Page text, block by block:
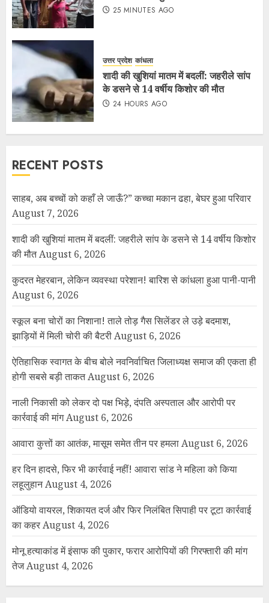
25 MINUTES AGO
उत्तर प्रदेश कांधला
शादी की खुशियां मातम में बदलीं: जहरीले सांप
के डसने से 14 वर्षीय किशोर की मौत
24 HOURS AGO
RECENT POSTS
साहब, अब बच्चों को कहाँ ले जाऊँ?” कच्चा मकान ढहा, बेघर हुआ परिवार
August 7, 2026
शादी की खुशियां मातम में बदलीं: जहरीले सांप के डसने से 14 वर्षीय किशोर
की मौतAugust 6, 2026
कुदरत मेहरबान, लेकिन व्यवस्था परेशान! बारिश से कांधला हुआ पानी-पानी
August 6, 2026
स्कूल बना चोरों का निशाना! ताले तोड़ गैस सिलेंडर ले उड़े बदमाश,
झाड़ियों में मिली चोरी की बैटरीAugust 6, 2026
ऐतिहासिक स्वागत के बीच बोले नवनिर्वाचित जिलाध्यक्ष समाज की एकता ही
होगी सबसे बड़ी ताकतAugust 6, 2026
नाली निकासी को लेकर दो पक्ष भिड़े, दंपति अस्पताल और आरोपी पर
कार्रवाई की मांगAugust 6, 2026
आवारा कुत्तों का आतंक, मासूम समेत तीन पर हमलाAugust 6, 2026
हर दिन हादसे, फिर भी कार्रवाई नहीं! आवारा सांड ने महिला को किया
लहूलुहानAugust 4, 2026
ऑडियो वायरल, शिकायत दर्ज और फिर निलंबित सिपाही पर टूटा कार्रवाई
का कहरAugust 4, 2026
मोनू हत्याकांड में इंसाफ की पुकार, फरार आरोपियों की गिरफ्तारी की मांग
तेजAugust 4, 2026